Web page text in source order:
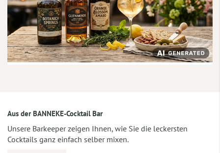
Aus der BANNEKE-Cocktail Bar
Unsere Barkeeper zeigen Ihnen, wie Sie die leckersten
Cocktails ganz einfach selber mixen.